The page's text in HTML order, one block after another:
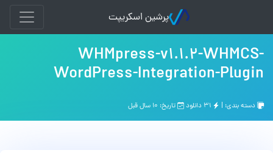
پرشین اسکریپت
WHMpress-v1.1.2-WHMCS-
WordPress-Integration-Plugin
دسته بندی: | تاریخ: ۱۰ سال قبل